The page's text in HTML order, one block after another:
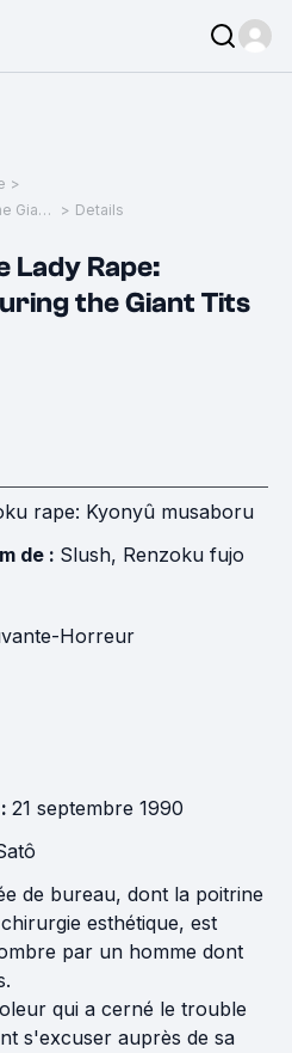
>
Office Lady Rape: Devouring the Giant Tits
> Details
Lady Rape:
the Giant Tits
rape: Kyonyû musaboru
de : Slush, Renzoku fujo
Horreur
21 septembre 1990
de bureau, dont la poitrine
esthétique, est
par un homme dont
qui a cerné le trouble
s'excuser auprès de sa